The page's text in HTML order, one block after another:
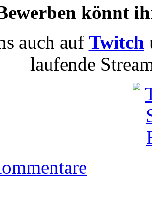
könnt
auch auf Twitch
laufende